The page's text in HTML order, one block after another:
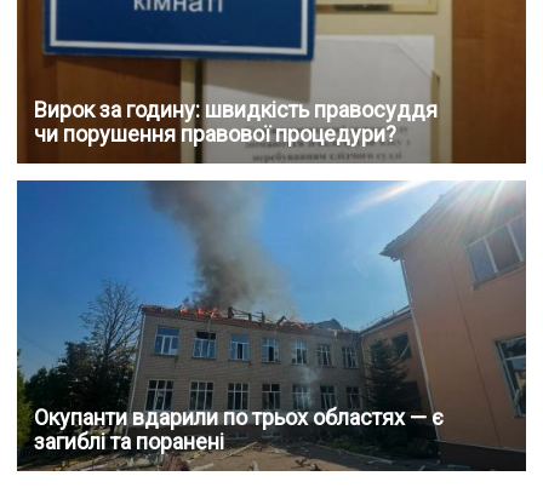
Вирок за годину: швидкість правосуддя
чи порушення правової процедури?
Окупанти вдарили по трьох областях — є
загиблі та поранені